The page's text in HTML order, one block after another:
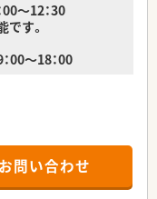
～12：30
す。
00～18：00
お問い合わせ